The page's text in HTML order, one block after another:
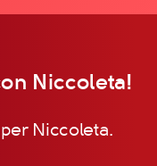
Niccoleta!
Niccoleta.